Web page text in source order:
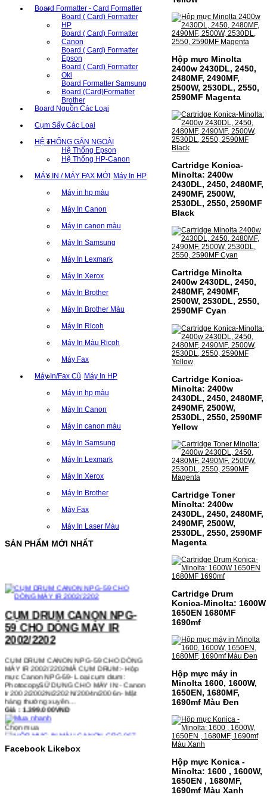
Board Formatter - Card Formatter
Board ( Card) Formatter
HP
Board ( Card) Formatter
Canon
Board ( Card) Formatter
Epson
Board ( Card) Formatter
Oki
Board Formatter Samsung
Board (Card)Formatter
Brother
Board Nguồn Các Loại
Cụm Sấy Các Loại
HỆ THỐNG GẮN NGOÀI
Hệ Thống Epson
Hệ Thống HP-Canon
MÁY IN / MÁY FAX MỚI Máy In HP
Máy in hp màu
Máy In Canon
Máy in canon màu
Máy In Samsung
Máy In Lexmark
Máy In Xerox
Máy In Brother
Máy In Brother Màu
Máy In Ricoh
Máy In Màu Ricoh
Máy Fax
Máy In/Fax Cũ Máy In HP
Máy in hp màu
Máy In Canon
Máy in canon màu
Máy In Samsung
Máy In Lexmark
Máy In Xerox
Máy In Brother
Máy Fax
Máy In Laser Màu
SẢN PHẨM MỚI NHẤT
CỤM DRUM CANON NPG-
59 CHO DÒNG MÁY IR
2002/2202
CỤM DRUM CANON NPG-59 CHO DÒNG
MÁY IR 2002/2202MÃ CỤM DRUM:- Hộp
mực Canon NPG-59- Loại cụm drum:
PhotocopySỬ DỤNG CHO MÁY IN:- Canon
Ir 2002/2002N/2202N/2004n/2006n- Mặt
hàng thường xuyên…
Giá : 1.399.000VND
Chọn mua
HỘP MỰC IN MÀU CANON
Facebook Likebox
Hộp mực Minolta
2400w 2430DL, 2450,
2480MF, 2490MF,
2500W, 2530DL, 2550,
2590MF Magenta
Cartridge Konica-
Minolta: 2400w
2430DL, 2450, 2480MF,
2490MF, 2500W,
2530DL, 2550, 2590MF
Black
Cartridge Minolta
2400w 2430DL, 2450,
2480MF, 2490MF,
2500W, 2530DL, 2550,
2590MF Cyan
Cartridge Konica-
Minolta: 2400w
2430DL, 2450, 2480MF,
2490MF, 2500W,
2530DL, 2550, 2590MF
Yellow
Cartridge Toner
Minolta: 2400w
2430DL, 2450, 2480MF,
2490MF, 2500W,
2530DL, 2550, 2590MF
Magenta
Cartridge Drum
Konica-Minolta: 1600W
1650EN 1680MF
1690mf
Hộp mực máy in
Minolta 1600, 1600W,
1650EN, 1680MF,
1690mf Màu Đen
Hộp mực Konica -
Minolta: 1600 , 1600W,
1650EN , 1680MF,
1690mf Màu Xanh